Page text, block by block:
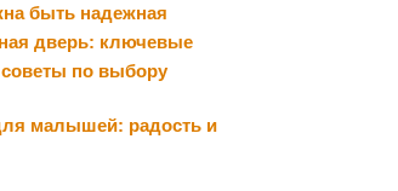
быть надежная
дверь: ключевые
советы по выбору
малышей: радость и